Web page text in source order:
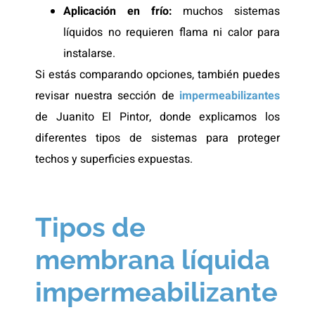
Aplicación en frío: muchos sistemas
líquidos no requieren flama ni calor para
instalarse.
Si estás comparando opciones, también puedes
revisar nuestra sección de impermeabilizantes
de Juanito El Pintor, donde explicamos los
diferentes tipos de sistemas para proteger
techos y superficies expuestas.
Tipos de
membrana líquida
impermeabilizante